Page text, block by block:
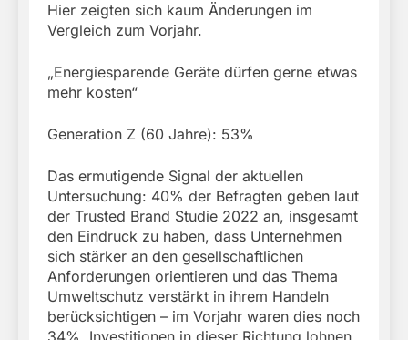
Hier zeigten sich kaum Änderungen im
Vergleich zum Vorjahr.
„Energiesparende Geräte dürfen gerne etwas
mehr kosten“
Generation Z (60 Jahre): 53%
Das ermutigende Signal der aktuellen
Untersuchung: 40% der Befragten geben laut
der Trusted Brand Studie 2022 an, insgesamt
den Eindruck zu haben, dass Unternehmen
sich stärker an den gesellschaftlichen
Anforderungen orientieren und das Thema
Umweltschutz verstärkt in ihrem Handeln
berücksichtigen – im Vorjahr waren dies noch